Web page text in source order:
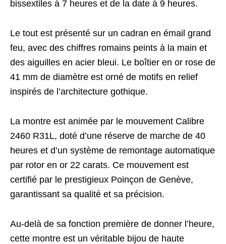
bissextiles à 7 heures et de la date à 9 heures.
Le tout est présenté sur un cadran en émail grand
feu, avec des chiffres romains peints à la main et
des aiguilles en acier bleui. Le boîtier en or rose de
41 mm de diamètre est orné de motifs en relief
inspirés de l’architecture gothique.
La montre est animée par le mouvement Calibre
2460 R31L, doté d’une réserve de marche de 40
heures et d’un système de remontage automatique
par rotor en or 22 carats. Ce mouvement est
certifié par le prestigieux Poinçon de Genève,
garantissant sa qualité et sa précision.
Au-delà de sa fonction première de donner l’heure,
cette montre est un véritable bijou de haute